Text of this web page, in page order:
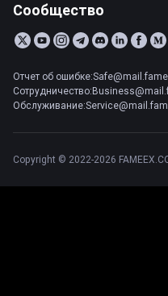
Сообщество
Отчет об
Copyright © 2022-2026